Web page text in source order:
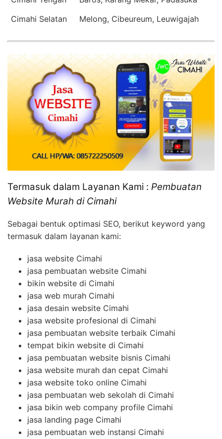
Cimahi Selatan
Melong, Cibeureum, Leuwigajah
Termasuk dalam Layanan Kami : Pembuatan
Website Murah di Cimahi
Sebagai bentuk optimasi SEO, berikut keyword yang
termasuk dalam layanan kami:
jasa website Cimahi
jasa pembuatan website Cimahi
bikin website di Cimahi
jasa web murah Cimahi
jasa desain website Cimahi
jasa website profesional di Cimahi
jasa pembuatan website terbaik Cimahi
tempat bikin website di Cimahi
jasa pembuatan website bisnis Cimahi
jasa website murah dan cepat Cimahi
jasa website toko online Cimahi
jasa pembuatan web sekolah di Cimahi
jasa bikin web company profile Cimahi
jasa landing page Cimahi
jasa pembuatan web instansi Cimahi